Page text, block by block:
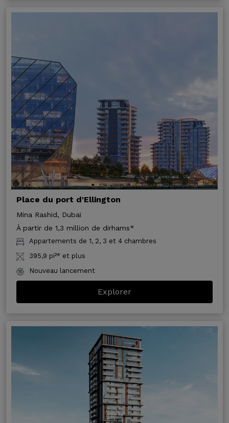
Place du port d'Ellington
Mina Rashid, Dubaï
À partir de 1,3 million de dirhams*
Appartements de 1, 2, 3 et 4 chambres
395,9 pi²* et plus
Nouveau lancement
Explorer